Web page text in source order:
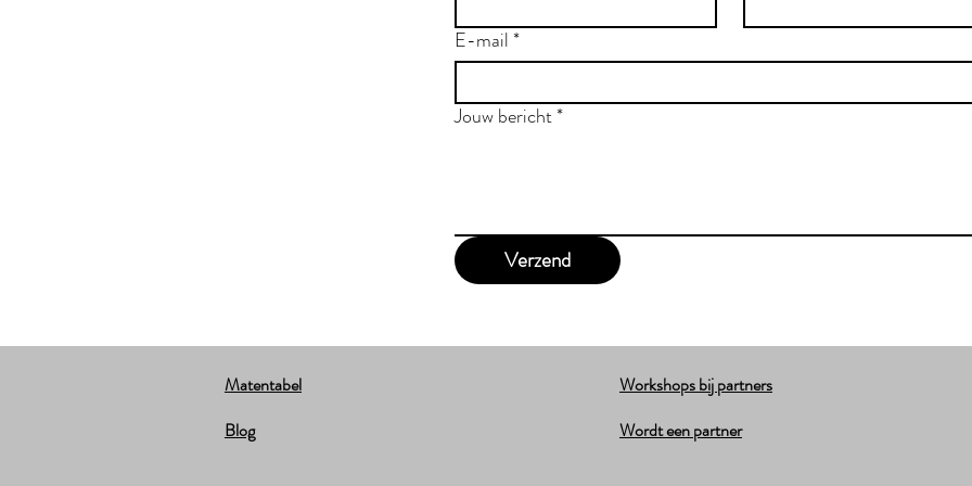
E-mail*
Jouw bericht*
Verzend
Matentabel
Blog
Workshops bij partners
Wordt een partner